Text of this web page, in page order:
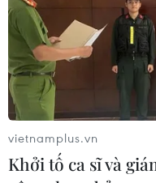
vietnamplus.vn
Khởi tố ca sĩ và